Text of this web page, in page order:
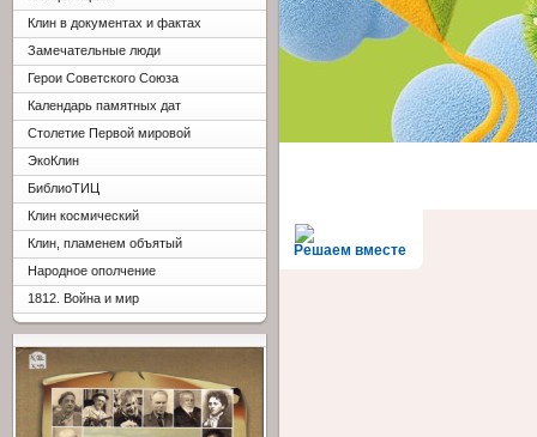
Решаем вместе
Клин в документах и фактах
Замечательные люди
Герои Советского Союза
Календарь памятных дат
Столетие Первой мировой
ЭкоКлин
БиблиоТИЦ
Клин космический
Клин, пламенем объятый
Народное ополчение
1812. Война и мир